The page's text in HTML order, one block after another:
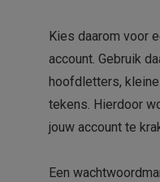
Kies daarom voor
account. Gebruik
hoofdletters,
tekens. Hierdoor
jouw account te
Een